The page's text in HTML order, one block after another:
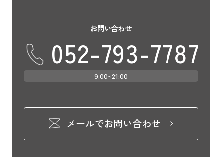
お問い合わせ
052-793-7787
9:00~21:00
メールでお問い合わせ